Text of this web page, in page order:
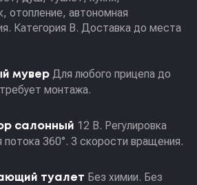
отопление, автономная
Категория В. Доставка до места
мувер Для любого прицепа до
монтажа.
салонный 12 В. Регулировка
потока 360°. 3 скорости вращения.
туалет Без химии. Без